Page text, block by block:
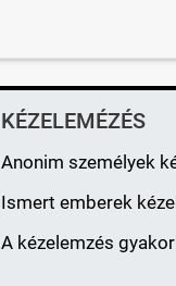
KÉZELEMÉZÉS
Anonim személyek
Ismert emberek
A kézelemzés